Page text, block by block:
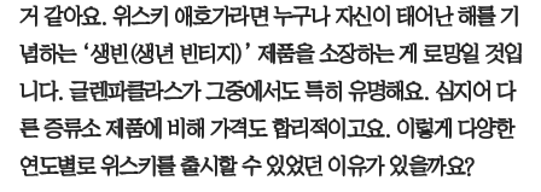
거 같아요. 위스키 애호가라면 누구나 자신이 태어난 해를 기
념하는 ‘생빈(생년 빈티지)’ 제품을 소장하는 게 로망일 것입
니다. 글렌파클라스가 그중에서도 특히 유명해요. 심지어 다
른 증류소 제품에 비해 가격도 합리적이고요. 이렇게 다양한
연도별로 위스키를 출시할 수 있었던 이유가 있을까요?